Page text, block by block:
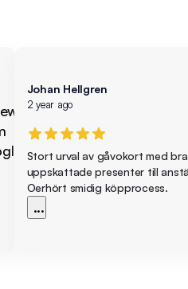
Johan Hellgren
2 year ago
Stort urval av gåvokort med
uppskattade presenter till
Oerhört smidig köpprocess.
...